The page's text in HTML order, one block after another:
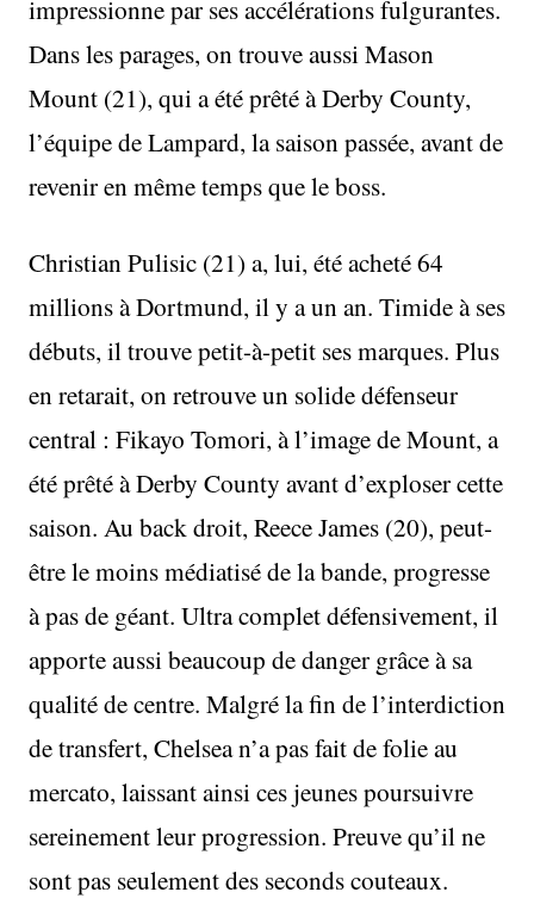
impressionne par ses accélérations fulgurantes.
Dans les parages, on trouve aussi Mason
Mount (21), qui a été prêté à Derby County,
l’équipe de Lampard, la saison passée, avant de
revenir en même temps que le boss.
Christian Pulisic (21) a, lui, été acheté 64
millions à Dortmund, il y a un an. Timide à ses
débuts, il trouve petit-à-petit ses marques. Plus
en retarait, on retrouve un solide défenseur
central : Fikayo Tomori, à l’image de Mount, a
été prêté à Derby County avant d’exploser cette
saison. Au back droit, Reece James (20), peut-
être le moins médiatisé de la bande, progresse
à pas de géant. Ultra complet défensivement, il
apporte aussi beaucoup de danger grâce à sa
qualité de centre. Malgré la fin de l’interdiction
de transfert, Chelsea n’a pas fait de folie au
mercato, laissant ainsi ces jeunes poursuivre
sereinement leur progression. Preuve qu’il ne
sont pas seulement des seconds couteaux.